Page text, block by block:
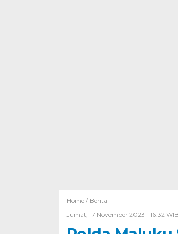
Home / Berita
Jumat, 17 November 2023 - 16:32 WIB